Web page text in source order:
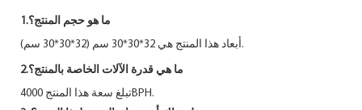
1.ما هو حجم المنتج؟
أبعاد هذا المنتج هي 32*30*30 سم (32*30*30 سم).
2.ما هي قدرة الآلات الخاصة بالمنتج؟
تبلغ سعة هذا المنتج 4000BPH.